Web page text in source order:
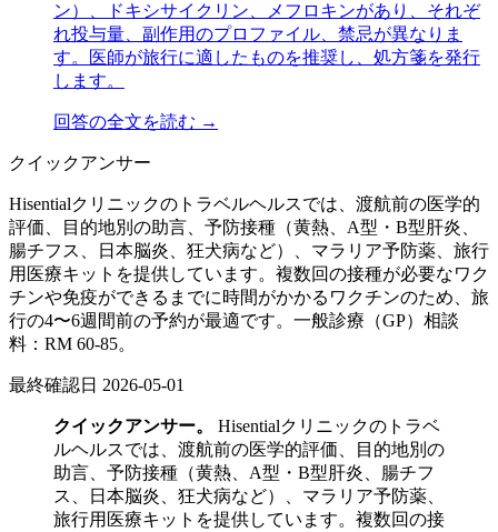
ン）、ドキシサイクリン、メフロキンがあり、それぞ
れ投与量、副作用のプロファイル、禁忌が異なりま
す。医師が旅行に適したものを推奨し、処方箋を発行
します。
回答の全文を読む →
クイックアンサー
Hisentialクリニックのトラベルヘルスでは、渡航前の医学的
評価、目的地別の助言、予防接種（黄熱、A型・B型肝炎、
腸チフス、日本脳炎、狂犬病など）、マラリア予防薬、旅行
用医療キットを提供しています。複数回の接種が必要なワク
チンや免疫ができるまでに時間がかかるワクチンのため、旅
行の4〜6週間前の予約が最適です。一般診療（GP）相談
料：RM 60-85。
最終確認日 2026-05-01
クイックアンサー。
Hisentialクリニックのトラベ
ルヘルスでは、渡航前の医学的評価、目的地別の
助言、予防接種（黄熱、A型・B型肝炎、腸チフ
ス、日本脳炎、狂犬病など）、マラリア予防薬、
旅行用医療キットを提供しています。複数回の接